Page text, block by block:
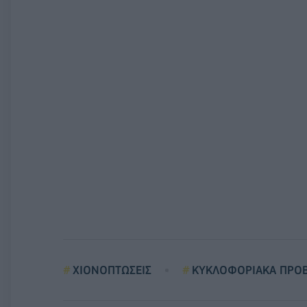
ΧΙΟΝΟΠΤΩΣΕΙΣ ΚΥΚΛΟΦΟΡΙΑΚΑ